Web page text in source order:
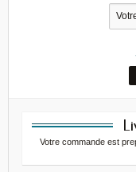
Votre commande est